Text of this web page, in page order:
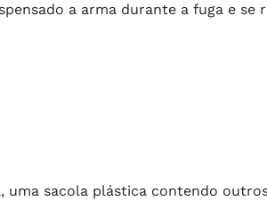
a arma durante a fuga e se
uma sacola plástica contendo